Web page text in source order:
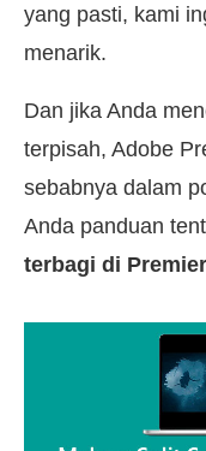
yang pasti, kami
menarik.
Dan jika Anda
terpisah, Adobe
sebabnya dalam
Anda panduan
terbagi di